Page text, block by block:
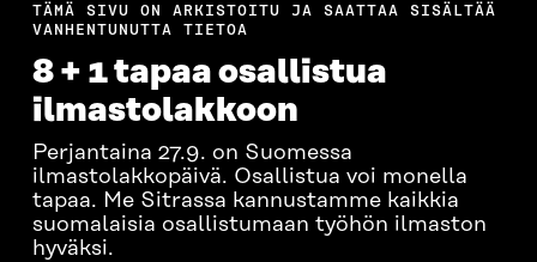
TÄMÄ SIVU ON ARKISTOITU JA SAATTAA SISÄLTÄÄ
VANHENTUNUTTA TIETOA
8 + 1 tapaa osallistua
ilmastolakkoon
Perjantaina 27.9. on Suomessa
ilmastolakkopäivä. Osallistua voi monella
tapaa. Me Sitrassa kannustamme kaikkia
suomalaisia osallistumaan työhön ilmaston
hyväksi.